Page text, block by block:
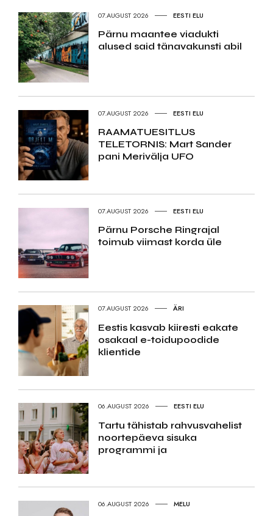
07.AUGUST 2026 EESTI ELU
Pärnu maantee viadukti
alused said tänavakunsti abil
07.AUGUST 2026 EESTI ELU
RAAMATUESITLUS
TELETORNIS: Mart Sander
pani Merivälja UFO
07.AUGUST 2026 EESTI ELU
Pärnu Porsche Ringrajal
toimub viimast korda üle
07.AUGUST 2026 ÄRI
Eestis kasvab kiiresti eakate
osakaal e-toidupoodide
klientide
06.AUGUST 2026 EESTI ELU
Tartu tähistab rahvusvahelist
noortepäeva sisuka
programmi ja
06.AUGUST 2026 MELU